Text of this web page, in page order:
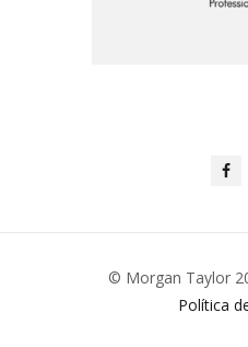
© Morgan Taylor
Política